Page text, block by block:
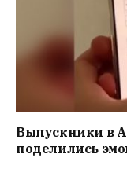
Выпускники в
поделились